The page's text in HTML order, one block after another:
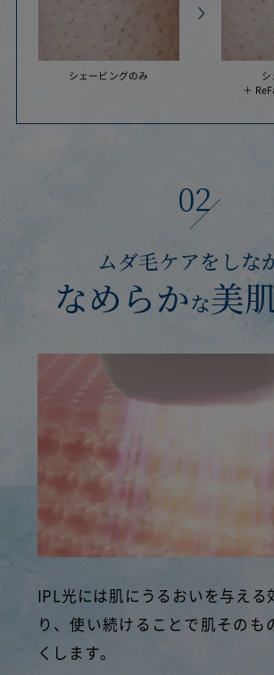
シェービングのみ
シ
＋
ムダ毛ケアをしな
なめらかな美
IPL光には肌にうるおいを与える
り、使い続けることで肌そのも
くします。